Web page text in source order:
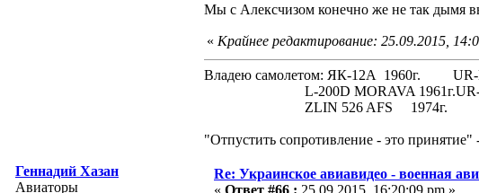
Мы с Алексчизом конечно же не так дымя
« Крайнее редактирование: 25.09.2015,
Владею самолетом: ЯК-12А 1960г.
L-200D MORAVA 1961г.UR-
ZLIN 526 AFS 1974г.
"Отпустить сопротивление - это
Геннадий Хазан
Авиаторы
Re: Украинское авиавидео - военная
« Ответ #66 : 25.09.2015, 16:20:09 pm »